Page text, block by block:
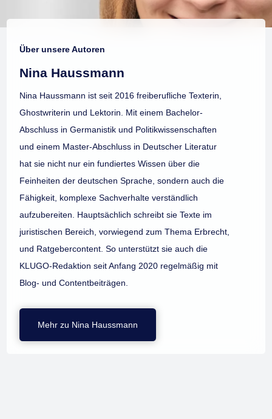
Über unsere Autoren
Nina Haussmann
Nina Haussmann ist seit 2016 freiberufliche Texterin,
Ghostwriterin und Lektorin. Mit einem Bachelor-
Abschluss in Germanistik und Politikwissenschaften
und einem Master-Abschluss in Deutscher Literatur
hat sie nicht nur ein fundiertes Wissen über die
Feinheiten der deutschen Sprache, sondern auch die
Fähigkeit, komplexe Sachverhalte verständlich
aufzubereiten. Hauptsächlich schreibt sie Texte im
juristischen Bereich, vorwiegend zum Thema Erbrecht,
und Ratgebercontent. So unterstützt sie auch die
KLUGO-Redaktion seit Anfang 2020 regelmäßig mit
Blog- und Contentbeiträgen.
Mehr zu Nina Haussmann